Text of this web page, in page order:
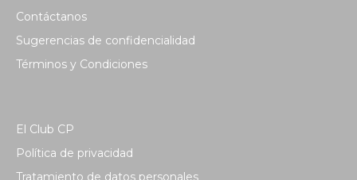
Contáctanos
Sugerencias de confidencialidad
Términos y Condiciones
El Club CP
Política de privacidad
Tratamiento de datos personales